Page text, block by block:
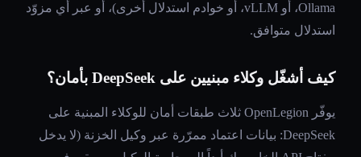
Ollama، أو vLLM، أو خوادم استدلال أخرى)، أو عبر أي مزوّد
استدلال متوافق.
كيف أشغّل وكلاء مبنيين على DeepSeek بأمان؟
يوفّر OpenLegion ثلاث طبقات أمان للوكلاء المبنية على
DeepSeek: بيانات اعتماد ممرّرة عبر وكيل الخزنة (لا يدخل